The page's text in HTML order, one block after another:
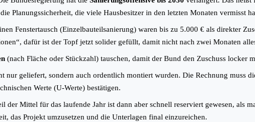
Planungssicherheit, die viele Hausbesitzer in den letzten Monaten vermisst
Fenstertausch (Einzelbauteilsanierung) waren bis zu 5.000 € als direkter
dafür ist der Topf jetzt solider gefüllt, damit nicht nach zwei Monaten
(nach Fläche oder Stückzahl) tauschen, damit der Bund den Zuschuss locker
nur geliefert, sondern auch ordentlich montiert wurden. Die Rechnung muss
Werte (U-Werte) bestätigen.
der Mittel für das laufende Jahr ist dann aber schnell reserviert gewesen, als
das Projekt umzusetzen und die Unterlagen final einzureichen.